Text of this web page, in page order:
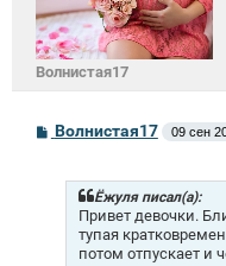
Волнистая17
СВолнистая17 09 сен
Ёжуля писал(а):
Привет девочки.
тупая
потом отпускает и